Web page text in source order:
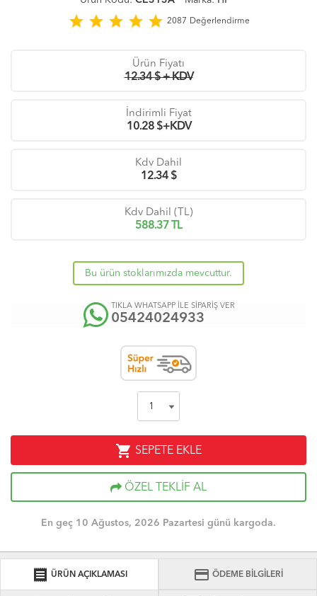
star star star star star 2087 Değerlendirme
Ürün Fiyatı
12.34 $ + KDV
İndirimli Fiyat
10.28$+KDV
Kdv Dahil
12.34$
Kdv Dahil (TL)
588.37TL
Bu ürün stoklarımızda mevcuttur.
TIKLA WHATSAPP İLE SİPARİŞ VER
05424024933
shopping_cart SEPETE EKLE
ÖZEL TEKLİF AL
En geç 10 Ağustos, 2026 Pazartesi günü kargoda.
receipt ÜRÜN AÇIKLAMASI credit_card ÖDEME BİLGİLERİ